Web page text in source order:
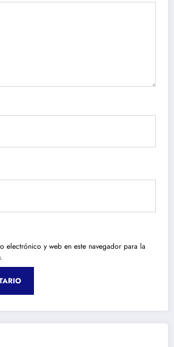
electrónico y web en este navegador para la